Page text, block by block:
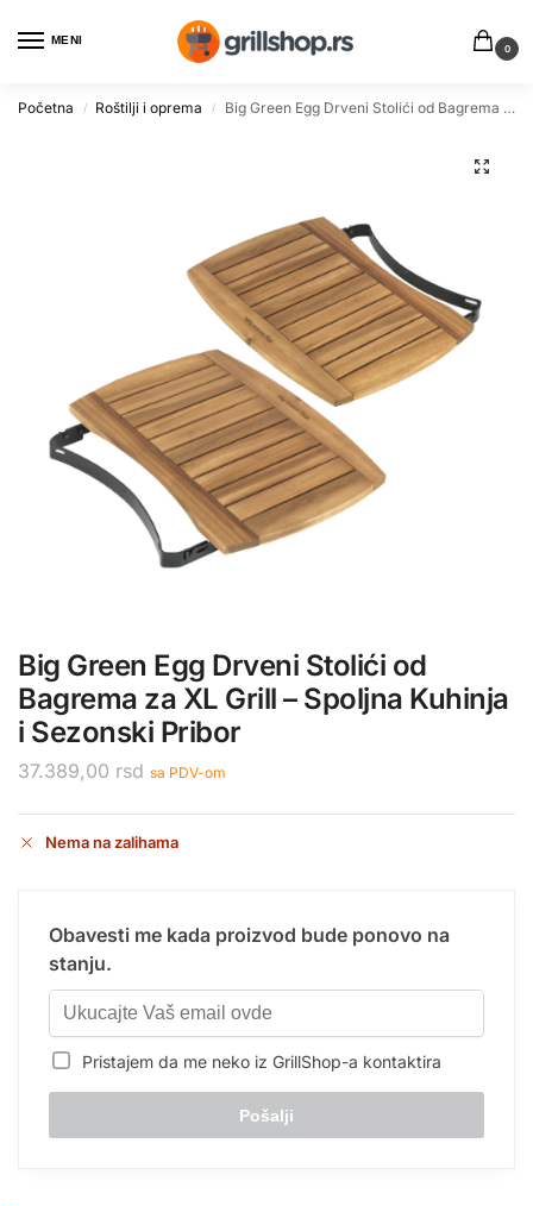
MENI
0
Početna / Roštilji i oprema / Big Green Egg Drveni Stolići od Bagrema za XL Grill – Spoljna Kuhinja i Sezonski Pribor
Big Green Egg Drveni Stolići od
Bagrema za XL Grill – Spoljna Kuhinja
i Sezonski Pribor
37.389,00 rsd sa PDV-om
Nema na zalihama
Obavesti me kada proizvod bude ponovo na
stanju.
Pristajem da me neko iz GrillShop-a kontaktira